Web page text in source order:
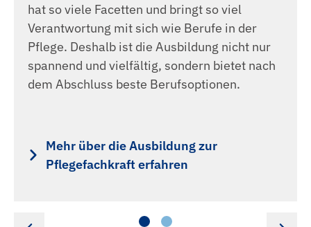
hat so viele Facetten und bringt so viel
Verantwortung mit sich wie Berufe in der
Pflege. Deshalb ist die Ausbildung nicht nur
spannend und vielfältig, sondern bietet nach
dem Abschluss beste Berufsoptionen.
Mehr über die Ausbildung zur
Pflegefachkraft erfahren